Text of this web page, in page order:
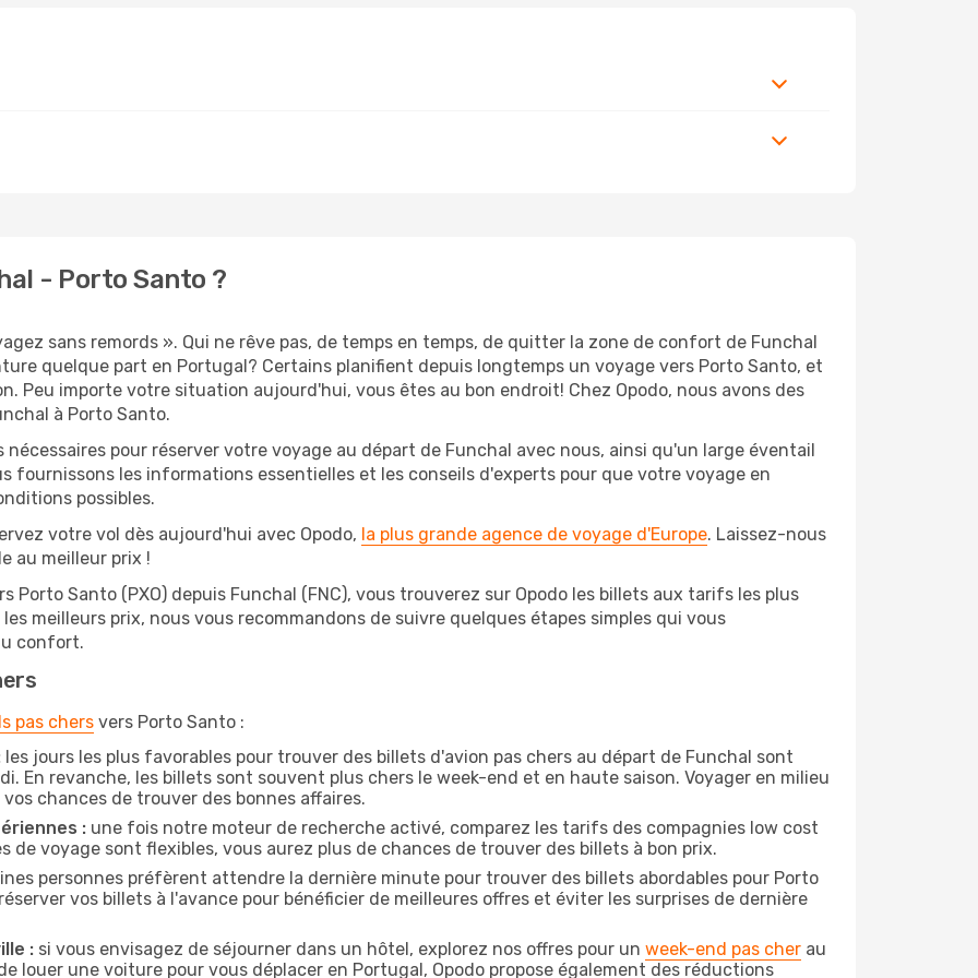
- Porto Santo ?
sans remords ». Qui ne rêve pas, de temps en temps, de quitter la zone de confort de Funchal
quelque part en Portugal? Certains planifient depuis longtemps un voyage vers Porto Santo, et
Peu importe votre situation aujourd'hui, vous êtes au bon endroit! Chez Opodo, nous avons des
à Porto Santo.
pour réserver votre voyage au départ de Funchal avec nous, ainsi qu'un large éventail
fournissons les informations essentielles et les conseils d'experts pour que votre voyage en
possibles.
votre vol dès aujourd'hui avec Opodo, la plus grande agence de voyage d'Europe. Laissez-nous
au meilleur prix !
Porto Santo (PXO) depuis Funchal (FNC), vous trouverez sur Opodo les billets aux tarifs les plus
meilleurs prix, nous vous recommandons de suivre quelques étapes simples qui vous
confort.
pas chers vers Porto Santo :
les jours les plus favorables pour trouver des billets d'avion pas chers au départ de Funchal sont
En revanche, les billets sont souvent plus chers le week-end et en haute saison. Voyager en milieu
chances de trouver des bonnes affaires.
: une fois notre moteur de recherche activé, comparez les tarifs des compagnies low cost
de voyage sont flexibles, vous aurez plus de chances de trouver des billets à bon prix.
personnes préfèrent attendre la dernière minute pour trouver des billets abordables pour Porto
vos billets à l'avance pour bénéficier de meilleures offres et éviter les surprises de dernière
: si vous envisagez de séjourner dans un hôtel, explorez nos offres pour un week-end pas cher au
louer une voiture pour vous déplacer en Portugal, Opodo propose également des réductions